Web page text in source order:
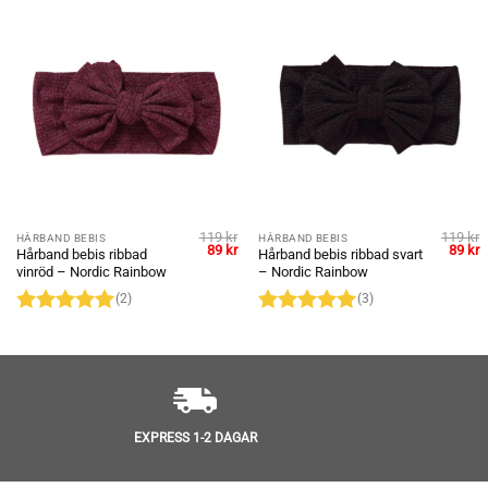
HÅRBAND BEBIS
Hårband bebis ribbad
vinröd – Nordic Rainbow
(2)
119kr
Det
ursprungliga
89 krDet
nuvarande
priset
89 kr.
HÅRBAND BEBIS
Hårband bebis ribbad svart
– Nordic Rainbow
(3)
119kr
Det
89 kr
kr.
EXPRESS 1-2 DAGAR